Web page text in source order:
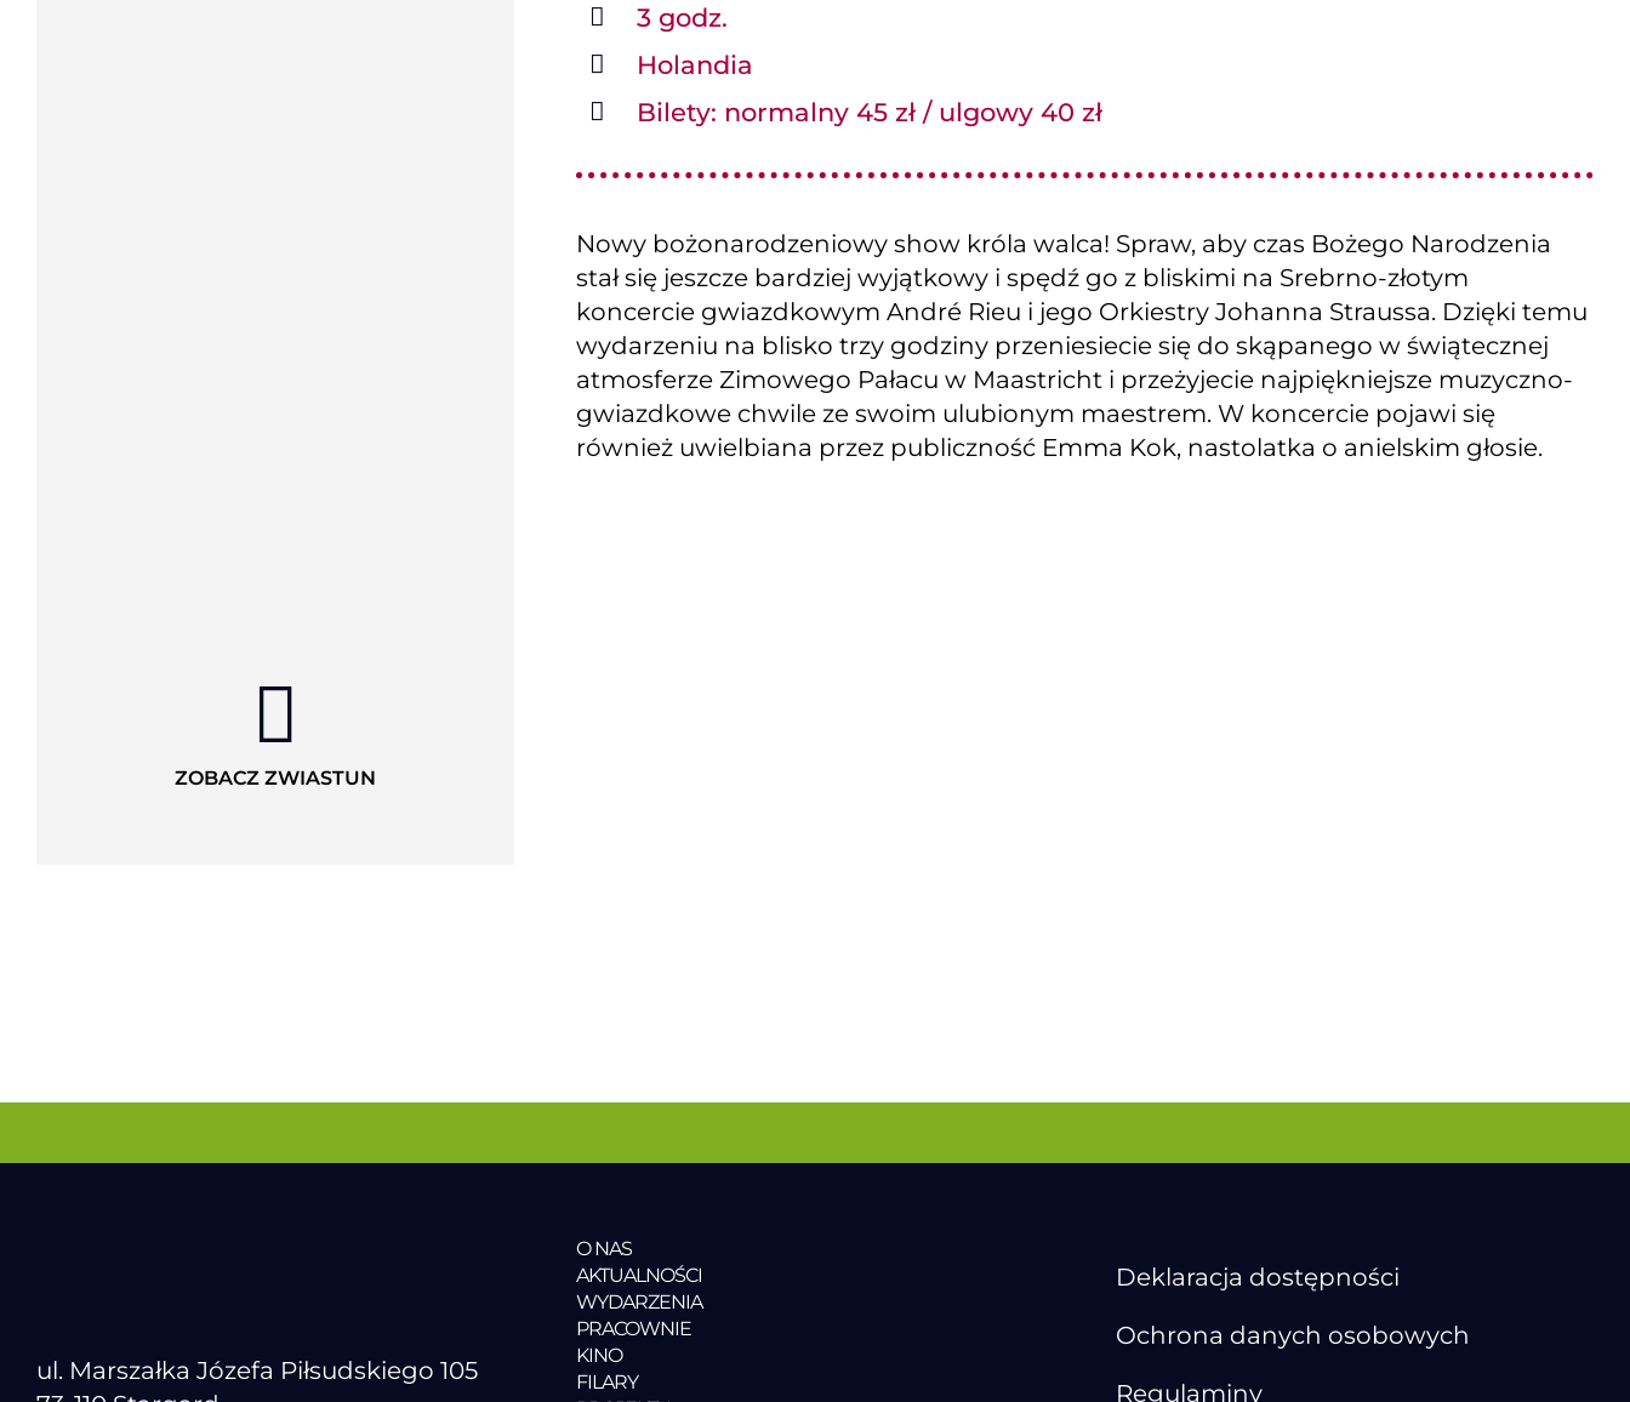
ZOBACZ ZWIASTUN
3 godz.
Holandia
Bilety: normalny 45 zł / ulgowy 40 zł
Nowy bożonarodzeniowy show króla walca! Spraw, aby czas Bożego Narodzenia
stał się jeszcze bardziej wyjątkowy i spędź go z bliskimi na Srebrno-złotym
koncercie gwiazdkowym André Rieu i jego Orkiestry Johanna Straussa. Dzięki temu
wydarzeniu na blisko trzy godziny przeniesiecie się do skąpanego w świątecznej
atmosferze Zimowego Pałacu w Maastricht i przeżyjecie najpiękniejsze muzyczno-
gwiazdkowe chwile ze swoim ulubionym maestrem. W koncercie pojawi się
również uwielbiana przez publiczność Emma Kok, nastolatka o anielskim głosie.
ul. Marszałka Józefa Piłsudskiego 105
O NAS
AKTUALNOŚCI
WYDARZENIA
PRACOWNIE
KINO
FILARY
Deklaracja dostępności
Ochrona danych osobowych
Regulaminy